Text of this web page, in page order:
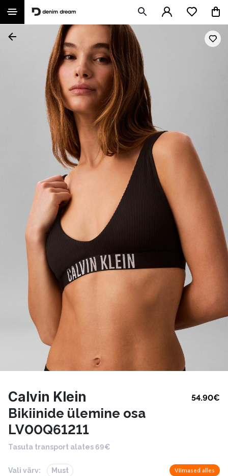
Calvin Klein 54.90€
Bikiinide ülemine osa
LV00Q61211
Tasuta transport alates 69€
Vali värv: Must Viimased alles